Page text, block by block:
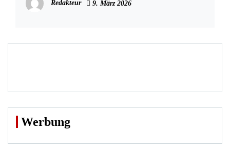
Redakteur 9. März 2026
Werbung